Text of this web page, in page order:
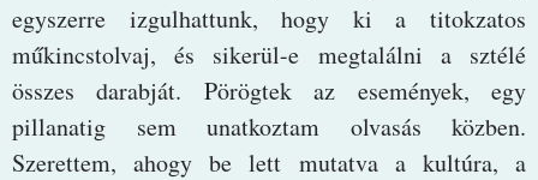
egyszerre izgulhattunk, hogy ki a titokzatos
műkincstolvaj, és sikerül-e megtalálni a sztélé
összes darabját. Pörögtek az események, egy
pillanatig sem unatkoztam olvasás közben.
Szerettem, ahogy be lett mutatva a kultúra, a